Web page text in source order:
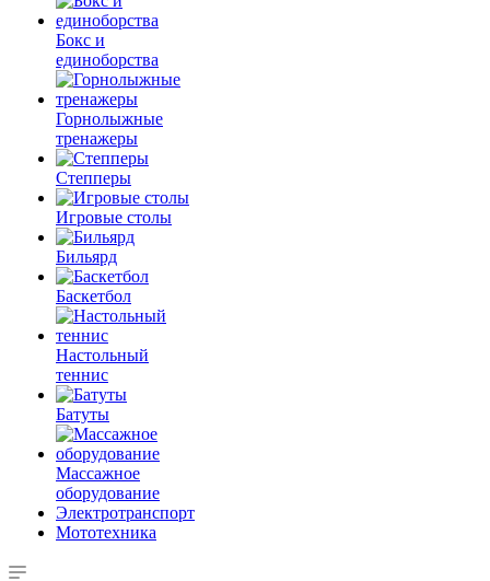
Бокс и
единоборства
Горнолыжные
тренажеры
Степперы
Игровые столы
Бильярд
Баскетбол
Настольный
теннис
Батуты
Массажное
оборудование
Электротранспорт
Мототехника